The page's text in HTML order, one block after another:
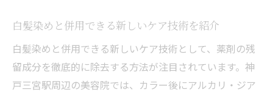
白髪染めと併用できる新しいケア技術を紹介
白髪染めと併用できる新しいケア技術として、薬剤の残
留成分を徹底的に除去する方法が注目されています。神
戸三宮駅周辺の美容院では、カラー後にアルカリ・ジア